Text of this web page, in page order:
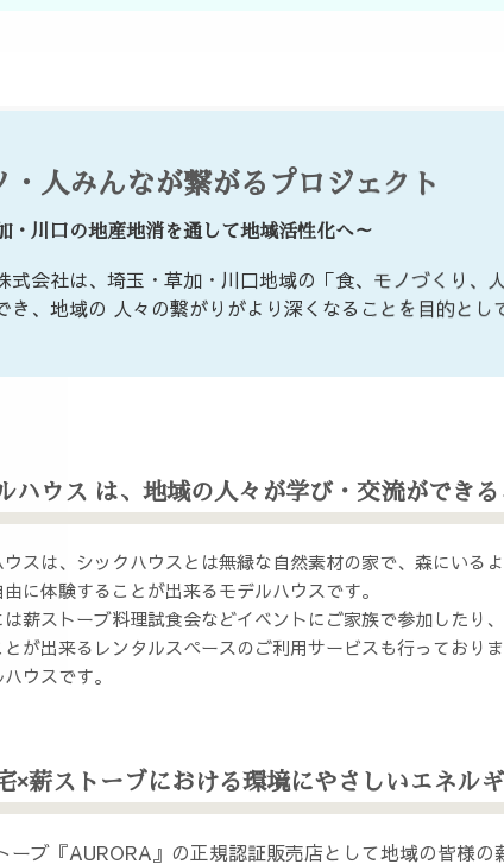
・人みんなが繋がるプロジェクト
・川口の地産地消を通して地域活性化へ～
式会社は、埼玉・草加・川口地域の「食、モノづくり
き、地域の 人々の繋がりがより深くなることを目的とし
ハウス は、地域の人々が学び・交流ができ
スは、シックハウスとは無縁な自然素材の家で、森にい
に体験することが出来るモデルハウスです。
薪ストーブ料理試食会などイベントにご家族で参加したり
とが出来るレンタルスペースのご利用サービスも行ってお
ウスです。
×薪ストーブにおける環境にやさしいエネル
ーブ『AURORA』の正規認証販売店として地域の皆様